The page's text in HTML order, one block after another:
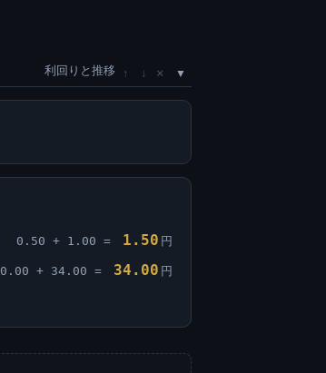
利回りと推移 ↑ ↓ ×
0.50 + 1.00 = 1.50 円
0.00 + 34.00 = 34.00 円